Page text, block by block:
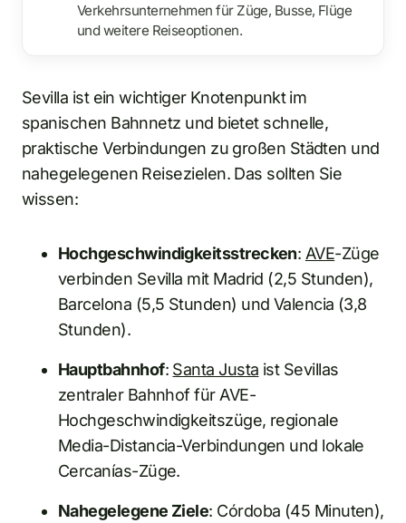
Verkehrsunternehmen für Züge, Busse, Flüge
und weitere Reiseoptionen.
Sevilla ist ein wichtiger Knotenpunkt im
spanischen Bahnnetz und bietet schnelle,
praktische Verbindungen zu großen Städten und
nahegelegenen Reisezielen. Das sollten Sie
wissen:
Hochgeschwindigkeitsstrecken: AVE-Züge
verbinden Sevilla mit Madrid (2,5 Stunden),
Barcelona (5,5 Stunden) und Valencia (3,8
Stunden).
Hauptbahnhof: Santa Justa ist Sevillas
zentraler Bahnhof für AVE-
Hochgeschwindigkeitszüge, regionale
Media-Distancia-Verbindungen und lokale
Cercanías-Züge.
Nahegelegene Ziele: Córdoba (45 Minuten),